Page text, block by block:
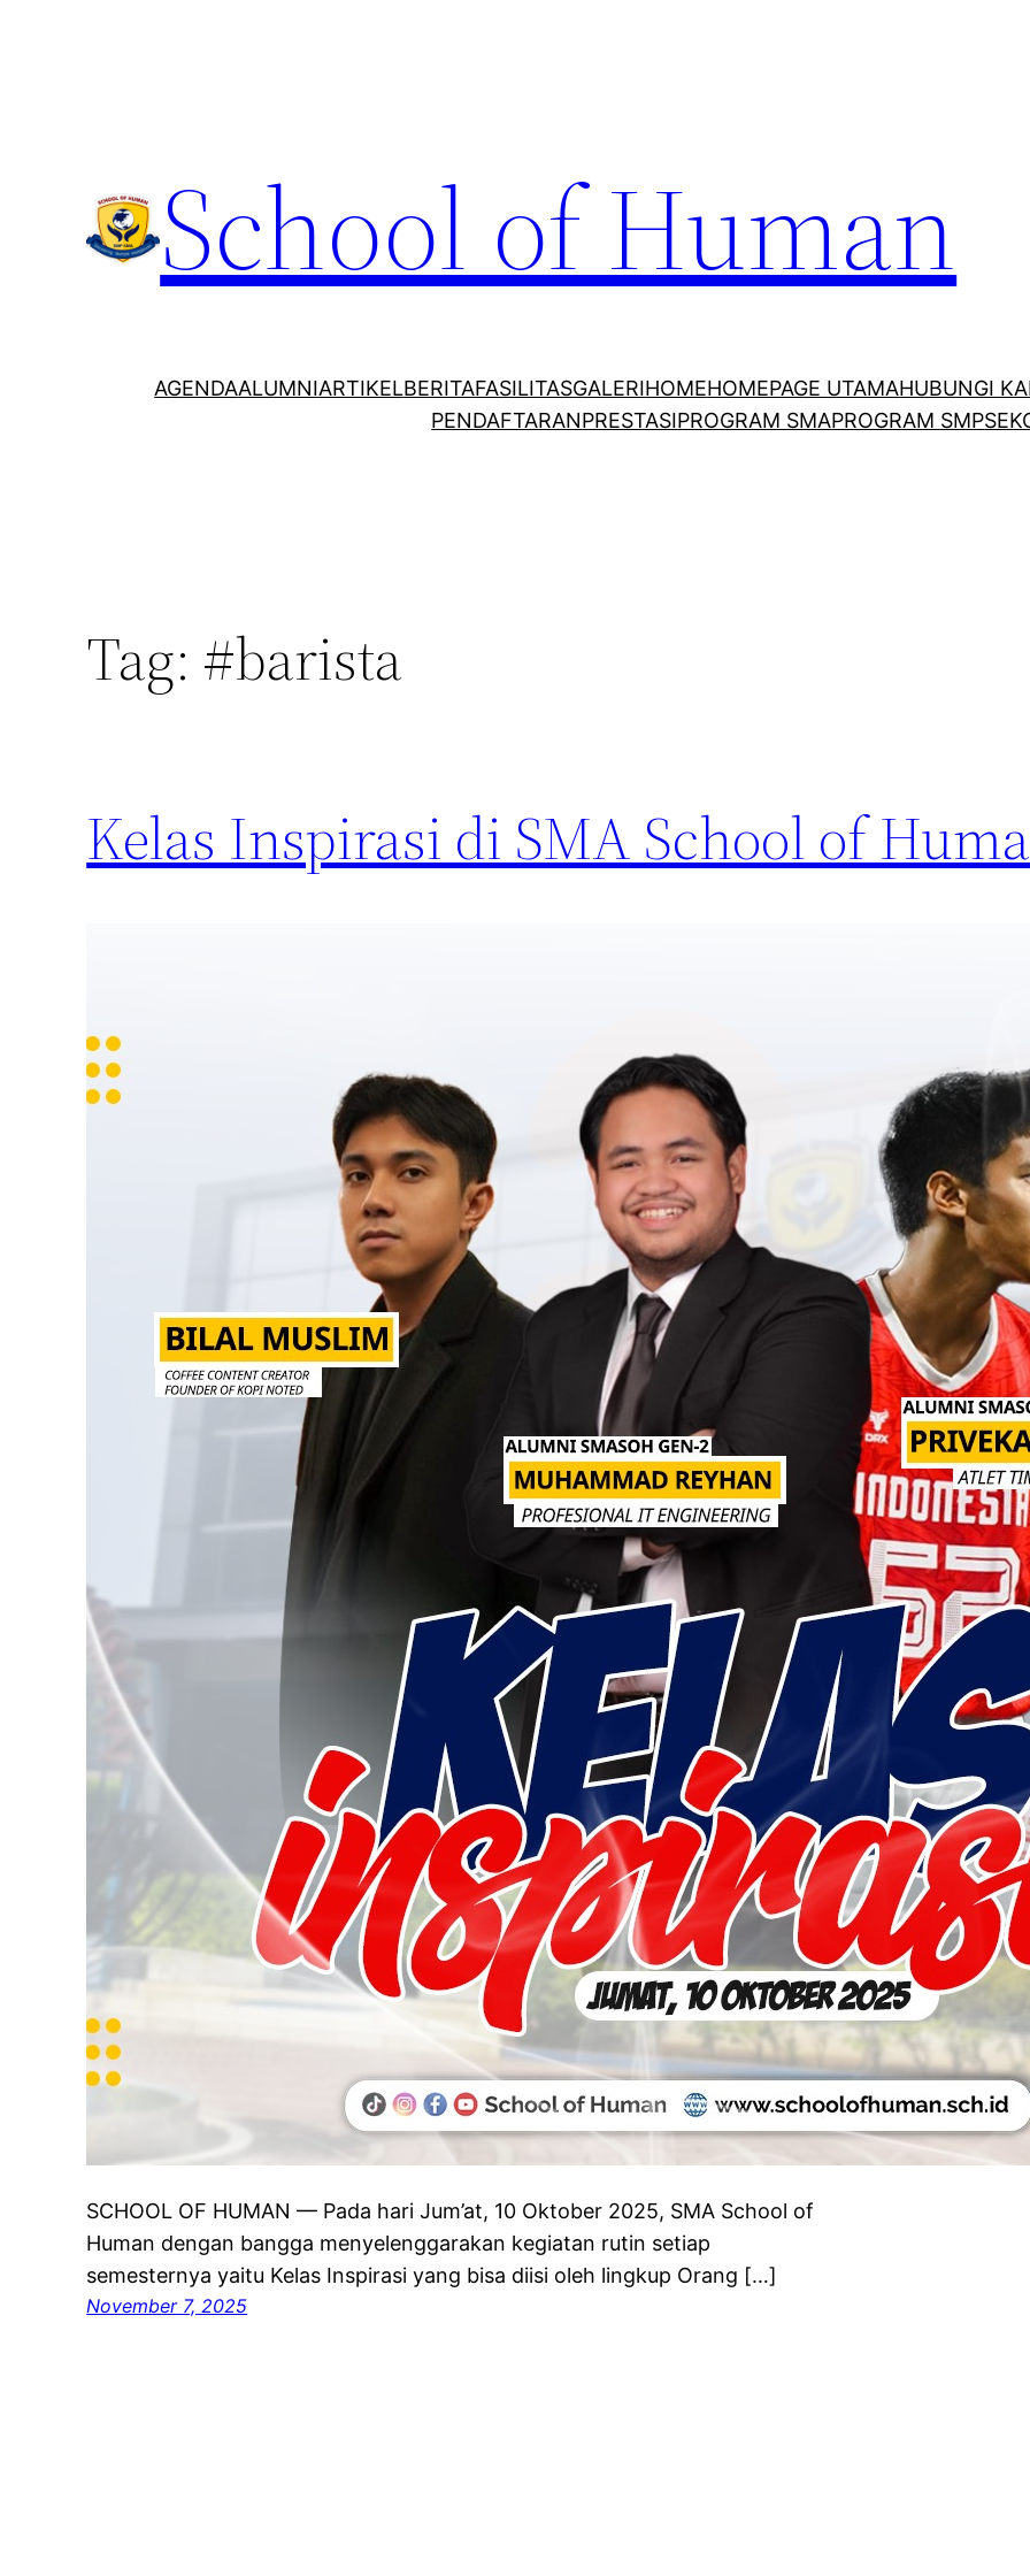
School of Human
AGENDAALUMNIARTIKELBERITAFASILITASGALERIHOMEHOMEPAGE UTAMAHUBUNGI
PENDAFTARANPRESTASIPROGRAM SMAPROGRAM SMP
Tag: #barista
Kelas Inspirasi di SMA School of
SCHOOL OF HUMAN — Pada hari Jum’at, 10 Oktober 2025, SMA School of
Human dengan bangga menyelenggarakan kegiatan rutin setiap
semesternya yaitu Kelas Inspirasi yang bisa diisi oleh lingkup Orang […]
November 7, 2025